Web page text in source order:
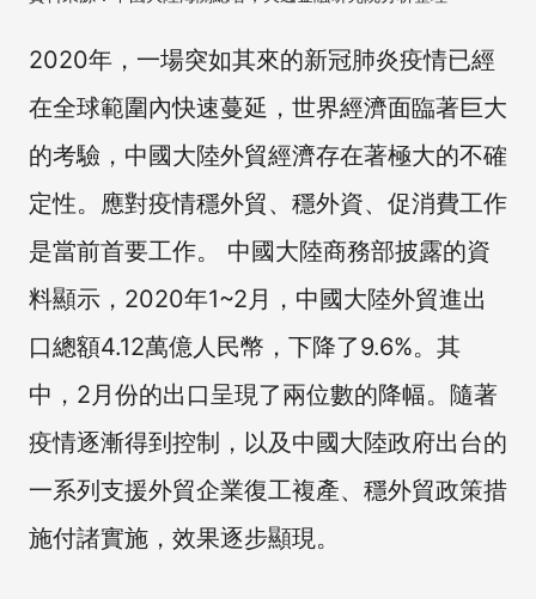
2020年，一場突如其來的新冠肺炎疫情已經
在全球範圍內快速蔓延，世界經濟面臨著巨大
的考驗，中國大陸外貿經濟存在著極大的不確
定性。應對疫情穩外貿、穩外資、促消費工作
是當前首要工作。 中國大陸商務部披露的資
料顯示，2020年1~2月，中國大陸外貿進出
口總額4.12萬億人民幣，下降了9.6%。其
中，2月份的出口呈現了兩位數的降幅。隨著
疫情逐漸得到控制，以及中國大陸政府出台的
一系列支援外貿企業復工複產、穩外貿政策措
施付諸實施，效果逐步顯現。